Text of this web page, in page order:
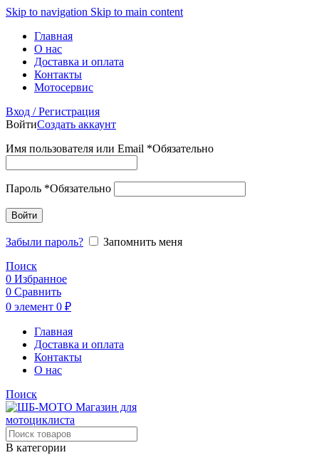
Skip to navigation Skip to main content
Главная
О нас
Доставка и оплата
Контакты
Мотосервис
Вход / Регистрация
ВойтиСоздать аккаунт
Имя пользователя или Email *Обязательно
Пароль *Обязательно
Войти
Забыли пароль?
Запомнить меня
Поиск
0 Избранное
0 Сравнить
0 элемент 0 ₽
Главная
Доставка и оплата
Контакты
О нас
Поиск
В категории